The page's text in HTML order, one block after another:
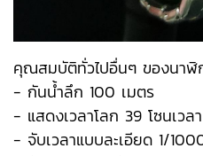
คุณสมบัติทั่วไปอื่นๆ ของนาฬิ
- กันน้ำลึก 100 เมตร
- แสดงเวลาโลก 39 โซนเวล
- จับเวลาแบบละเอียด 1/